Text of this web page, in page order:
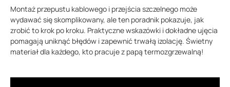
Montaż przepustu kablowego i przejścia szczelnego może
wydawać się skomplikowany, ale ten poradnik pokazuje, jak
zrobić to krok po kroku. Praktyczne wskazówki i dokładne ujęcia
pomagają uniknąć błędów i zapewnić trwałą izolację. Świetny
materiał dla każdego, kto pracuje z papą termozgrzewalną!